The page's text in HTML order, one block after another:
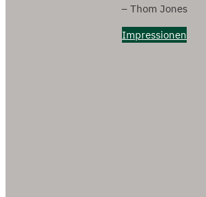
– Thom Jones
Impressionen